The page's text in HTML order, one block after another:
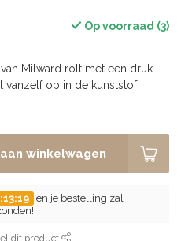
Op voorraad (3)
Milward rolt met een druk
vanzelf op in de kunststof
winkelwagen
en je bestelling zal
dit product